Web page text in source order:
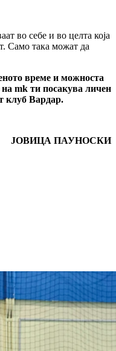
во себе и во целта која
Само така можат да
време и можноста
на mk ти посакува личен
клуб Вардар.
ЈОВИЦА ПАУНОСКИ